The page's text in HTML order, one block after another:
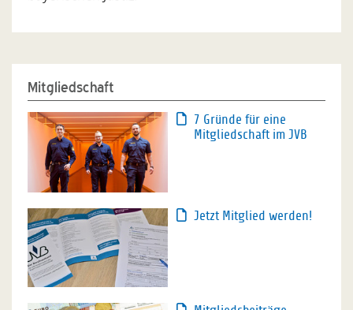
Mitgliedschaft
7 Gründe für eine
Mitgliedschaft im JVB
Jetzt Mitglied werden!